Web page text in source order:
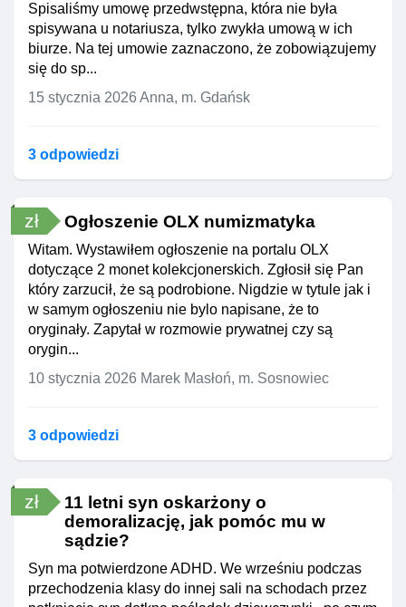
Spisaliśmy umowę przedwstępna, która nie była
spisywana u notariusza, tylko zwykła umową w ich
biurze. Na tej umowie zaznaczono, że zobowiązujemy
się do sp...
15 stycznia 2026 Anna, m. Gdańsk
3 odpowiedzi
zł Ogłoszenie OLX numizmatyka
Witam. Wystawiłem ogłoszenie na portalu OLX
dotyczące 2 monet kolekcjonerskich. Zgłosił się Pan
który zarzucił, że są podrobione. Nigdzie w tytule jak i
w samym ogłoszeniu nie bylo napisane, że to
oryginały. Zapytał w rozmowie prywatnej czy są
orygin...
10 stycznia 2026 Marek Masłoń, m. Sosnowiec
3 odpowiedzi
zł
11 letni syn oskarżony o
demoralizację, jak pomóc mu w
sądzie?
Syn ma potwierdzone ADHD. We wrześniu podczas
przechodzenia klasy do innej sali na schodach przez